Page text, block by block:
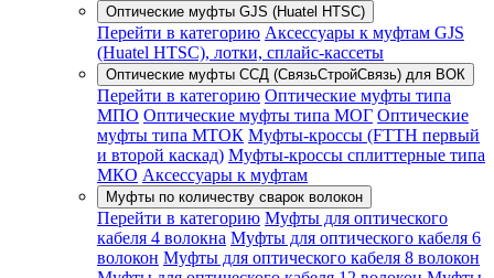
Оптические муфты GJS (Huatel HTSC)
Перейти в категорию Аксессуары к муфтам GJS
(Huatel HTSC), лотки, сплайс-кассеты
Оптические муфты ССД (СвязьСтройСвязь) для ВОК
Перейти в категорию Оптические муфты типа
МПО Оптические муфты типа МОГ Оптические
муфты типа МТОК Муфты-кроссы (FTTH первый
и второй каскад) Муфты-кроссы сплиттерные типа
МКО Аксессуары к муфтам
Муфты по количеству сварок волокон
Перейти в категорию Муфты для оптического
кабеля 4 волокна Муфты для оптического кабеля 6
волокон Муфты для оптического кабеля 8 волокон